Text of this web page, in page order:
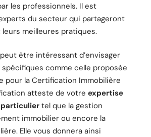
les professionnels. Il est
du secteur qui partageront
meilleures pratiques.
être intéressant d’envisager
spécifiques comme celle proposée
pour la Certification Immobilière
atteste de votre expertise
particulier tel que la gestion
immobilier ou encore la
Elle vous donnera ainsi